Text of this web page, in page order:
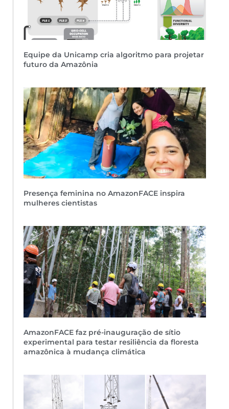
Equipe da Unicamp cria algoritmo para projetar
futuro da Amazônia
Presença feminina no AmazonFACE inspira
mulheres cientistas
AmazonFACE faz pré-inauguração de sítio
experimental para testar resiliência da floresta
amazônica à mudança climática